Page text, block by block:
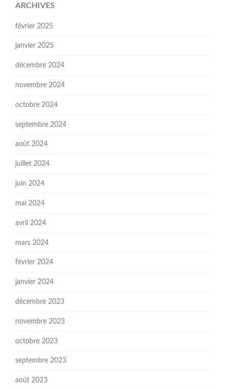
ARCHIVES
février 2025
janvier 2025
décembre 2024
novembre 2024
octobre 2024
septembre 2024
août 2024
juillet 2024
juin 2024
mai 2024
avril 2024
mars 2024
février 2024
janvier 2024
décembre 2023
novembre 2023
octobre 2023
septembre 2023
août 2023